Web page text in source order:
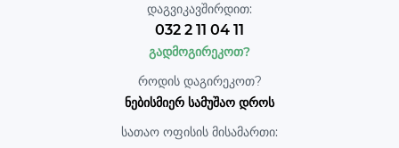
დაგვიკავშირდით:
032 2 11 04 11
გადმოგირეკოთ?
როდის დაგირეკოთ?
ნებისმიერ სამუშაო დროს
სათაო ოფისის მისამართი: